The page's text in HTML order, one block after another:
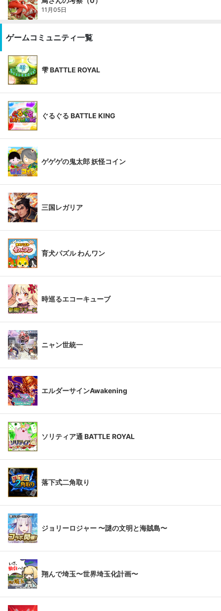
11月05日
ゲームコミュニティ一覧
雫 BATTLE ROYAL
ぐるぐる BATTLE KING
ゲゲゲの鬼太郎 妖怪コイン
三国レガリア
育犬パズル わんワン
時巡るエコーキューブ
ニャン世統一
エルダーサインAwakening
ソリティア通 BATTLE ROYAL
落下式二角取り
ジョリーロジャー 〜謎の文明と海賊島〜
翔んで埼玉〜世界埼玉化計画〜